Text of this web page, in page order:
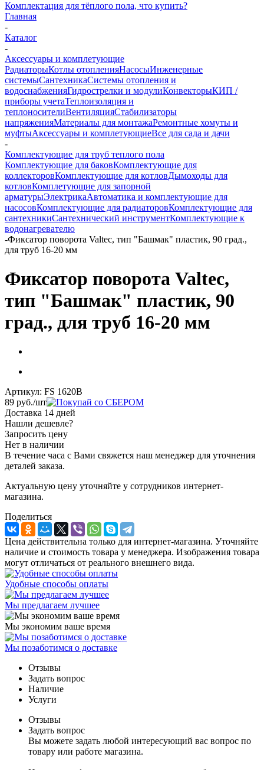
Комплектация для тёплого пола, что купить?
Главная
-
Каталог
-
Аксессуары и комплетующие
РадиаторыКотлы отопленияНасосыИнженерные
системыСантехникаСистемы отопления и
водоснабженияГидрострелки и модулиКонвекторыКИП /
приборы учетаТеплоизоляция и
теплоносителиВентиляцияСтабилизаторы
напряженияМатериалы для монтажаРемонтные хомуты и
муфтыАксессуары и комплетующиеВсе для сада и дачи
-
Комплектующие для труб теплого пола
Комплектующие для баковКомплектующие для
коллекторовКомплектующие для котловДымоходы для
котловКомплетующие для запорной
арматурыЭлектрикаАвтоматика и комплектующие для
насосовКомплектующие для радиаторовКомплектующие для
сантехникиСантехнический инструментКомплектующие к
водонагревателю
-Фиксатор поворота Valtec, тип "Башмак" пластик, 90 град.,
для труб 16-20 мм
Фиксатор поворота Valtec,
тип "Башмак" пластик, 90
град., для труб 16-20 мм
Артикул: FS 1620B
89 руб./шт
Доставка 14 дней
Нашли дешевле?
Запросить цену
Нет в наличии
В течение часа с Вами свяжется наш менеджер для уточнения
деталей заказа.
Актуальную цену уточняйте у сотрудников интернет-
магазина.
Поделиться
Цена действительна только для интернет-магазина. Уточняйте
наличие и стоимость товара у менеджера. Изображения товара
могут отличаться от реального внешнего вида.
Удобные способы оплаты
Мы предлагаем лучшее
Мы экономим ваше время
Мы позаботимся о доставке
Отзывы
Задать вопрос
Наличие
Услуги
Отзывы
Задать вопрос
Вы можете задать любой интересующий вас вопрос по
товару или работе магазина.